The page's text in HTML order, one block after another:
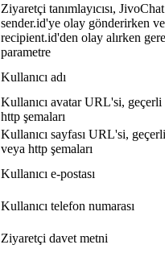
Ziyaretçi tanımlayıcısı, JivoChat
sender.id'ye olay gönderirken
recipient.id'den olay alırken
parametre
Kullanıcı adı
Kullanıcı avatar URL'si, geçerli
http şemaları
Kullanıcı sayfası URL'si,
veya http şemaları
Kullanıcı e-postası
Kullanıcı telefon numarası
Ziyaretçi davet metni